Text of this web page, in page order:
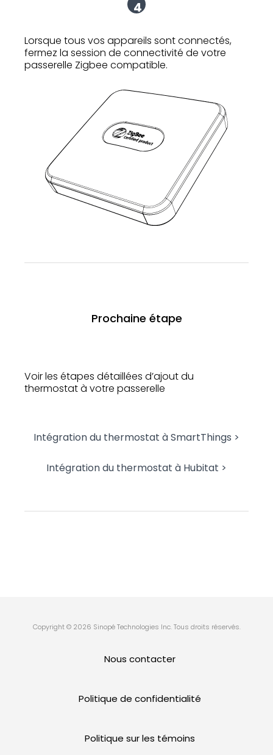
4
Lorsque tous vos appareils sont connectés,
fermez la session de connectivité de votre
passerelle Zigbee compatible.
Prochaine étape
Voir les étapes détaillées d’ajout du
thermostat à votre passerelle
Intégration du thermostat à SmartThings >
Intégration du thermostat à Hubitat >
Copyright © 2026 Sinopé Technologies Inc. Tous droits réservés.
Nous contacter
Politique de confidentialité
Politique sur les témoins